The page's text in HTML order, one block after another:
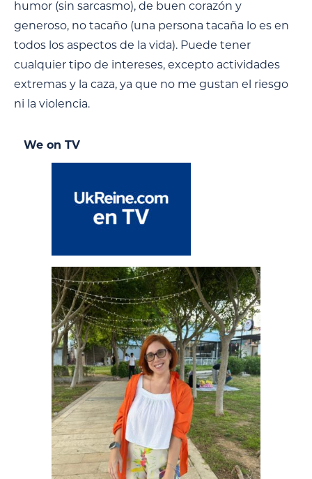
humor (sin sarcasmo), de buen corazón y
generoso, no tacaño (una persona tacaña lo es en
todos los aspectos de la vida). Puede tener
cualquier tipo de intereses, excepto actividades
extremas y la caza, ya que no me gustan el riesgo
ni la violencia.
We on TV